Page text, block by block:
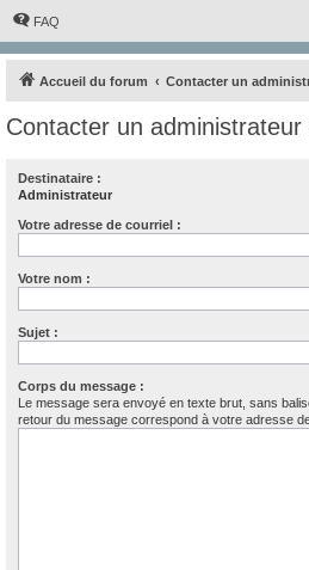
FAQ
Accueil du forum Contacter un
Contacter un administrateur
Destinataire :
Administrateur
Votre adresse de courriel :
Votre nom :
Sujet :
Corps du message :
Le message sera envoyé en texte brut, sans
retour du message correspond à votre adresse